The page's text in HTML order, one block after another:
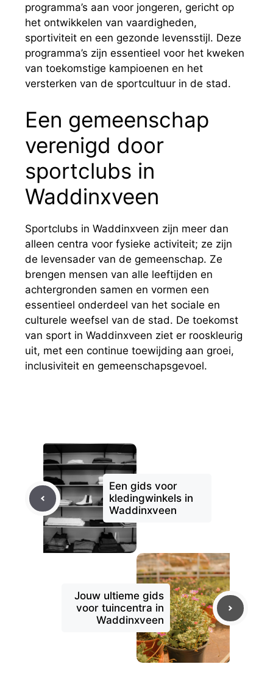
programma’s aan voor jongeren, gericht op
het ontwikkelen van vaardigheden,
sportiviteit en een gezonde levensstijl. Deze
programma’s zijn essentieel voor het kweken
van toekomstige kampioenen en het
versterken van de sportcultuur in de stad.
Een gemeenschap
verenigd door
sportclubs in
Waddinxveen
Sportclubs in Waddinxveen zijn meer dan
alleen centra voor fysieke activiteit; ze zijn
de levensader van de gemeenschap. Ze
brengen mensen van alle leeftijden en
achtergronden samen en vormen een
essentieel onderdeel van het sociale en
culturele weefsel van de stad. De toekomst
van sport in Waddinxveen ziet er rooskleurig
uit, met een continue toewijding aan groei,
inclusiviteit en gemeenschapsgevoel.
Een gids voor
kledingwinkels in
Waddinxveen
Jouw ultieme gids
voor tuincentra in
Waddinxveen